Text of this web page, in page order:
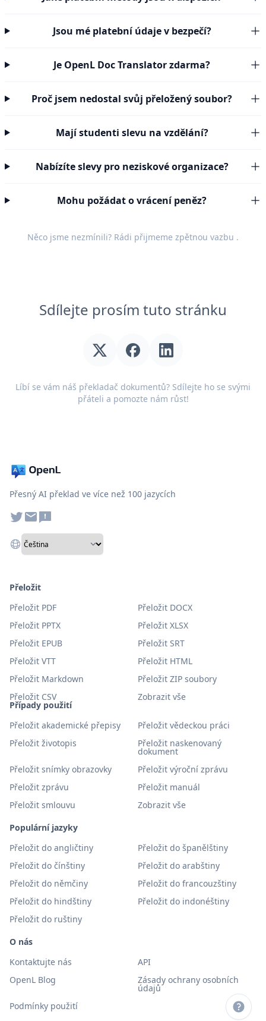
Jsou mé platební údaje v bezpečí?
Je OpenL Doc Translator zdarma?
Proč jsem nedostal svůj přeložený soubor?
Mají studenti slevu na vzdělání?
Nabízíte slevy pro neziskové organizace?
Mohu požádat o vrácení peněz?
Něco jsme nezmínili? Rádi přijmeme zpětnou vazbu .
Sdílejte prosím tuto stránku
Líbí se vám náš překladač dokumentů? Sdílejte ho se svými
přáteli a pomozte nám růst!
Přesný AI překlad ve více než 100 jazycích
Případy použití
Přeložit akademické přepisy
Přeložit vědeckou práci
Přeložit životopis
Přeložit naskenovaný
dokument
Přeložit snímky obrazovky
Přeložit výroční zprávu
Přeložit zprávu
Přeložit manuál
Přeložit smlouvu
Zobrazit vše
Populární jazyky
Přeložit do angličtiny
Přeložit do španělštiny
Přeložit do čínštiny
Přeložit do arabštiny
Přeložit do němčiny
Přeložit do francouzštiny
Přeložit do hindštiny
Přeložit do indonéštiny
Přeložit do ruštiny
Přeložit
Přeložit PDF
Přeložit DOCX
Přeložit PPTX
Přeložit XLSX
Přeložit EPUB
Přeložit SRT
Přeložit VTT
Přeložit HTML
Přeložit Markdown
Přeložit ZIP soubory
Přeložit CSV
Zobrazit vše
O nás
Kontaktujte nás
API
OpenL Blog
Zásady ochrany osobních
údajů
Podmínky použití